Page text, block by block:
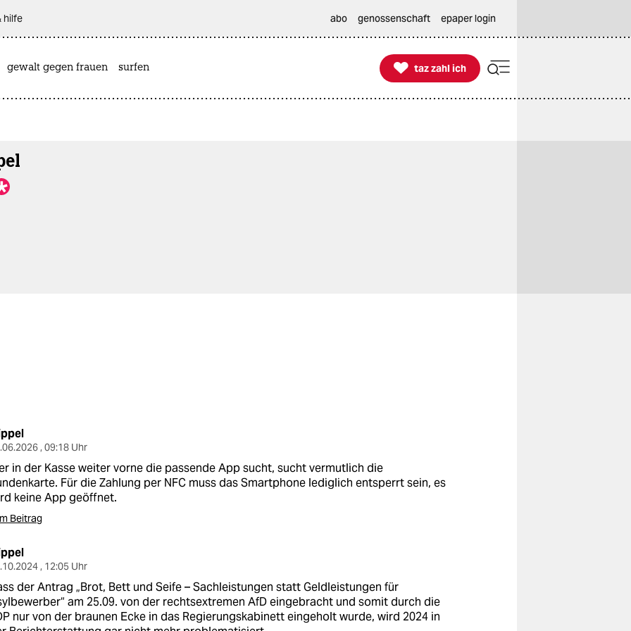
hilfe abo genossenschaft epaper login
gewalt gegen frauen surfen 
taz zahl ich
taz zahl ich
, 09:18 Uhr
in der Kasse weiter vorne die passende App sucht, sucht vermutlich die
Für die Zahlung per NFC muss das Smartphone lediglich entsperrt sein, es
keine App geöffnet.
Beitrag
, 12:05 Uhr
der Antrag „Brot, Bett und Seife – Sachleistungen statt Geldleistungen für
am 25.09. von der rechtsextremen AfD eingebracht und somit durch die
nur von der braunen Ecke in das Regierungskabinett eingeholt wurde, wird 2024 in